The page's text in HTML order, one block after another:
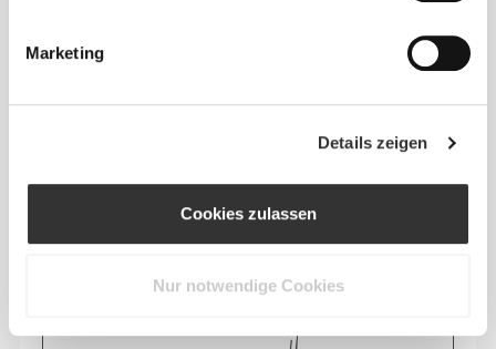
Marketing
Details zeigen
Cookies zulassen
Nur notwendige Cookies